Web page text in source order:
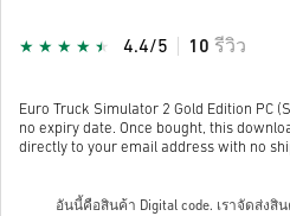
4.4/5 10 รีวิว
Euro Truck Simulator 2 Gold Edition PC
no expiry date. Once bought, this
directly to your email address with no
อันนี้คือสินค้า Digital code. เราจัดส่งสิ